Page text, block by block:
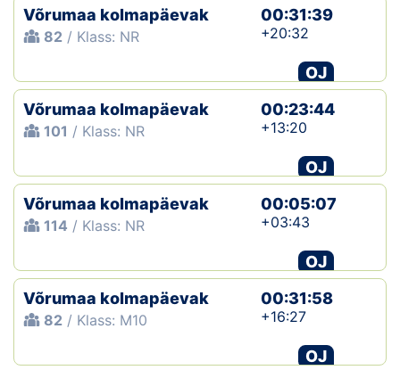
Võrumaa kolmapäevak
82 / Klass: NR
00:31:39
+20:32
OJ
Võrumaa kolmapäevak
101 / Klass: NR
00:23:44
+13:20
OJ
Võrumaa kolmapäevak
114 / Klass: NR
00:05:07
+03:43
OJ
Võrumaa kolmapäevak
82 / Klass: M10
00:31:58
+16:27
OJ